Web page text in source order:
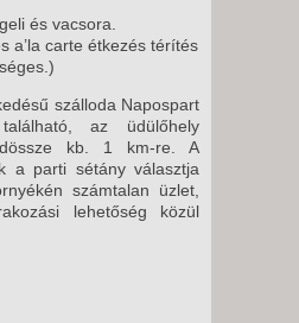
és vacsora.
a’la carte étkezés térítés
szálloda Napospart
az üdülőhely
kb. 1 km-re. A
a parti sétány választja
számtalan üzlet,
lehetőség közül